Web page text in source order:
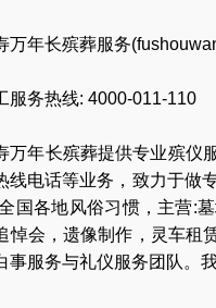
万年长殡葬服务(
服务热线: 4000-011-110
万年长殡葬提供专业殡仪
线电话等业务，致力于做
国各地风俗习惯，主营:
悼会 ， 遗像制作 ， 灵车租
事服务与礼仪服务团队 。